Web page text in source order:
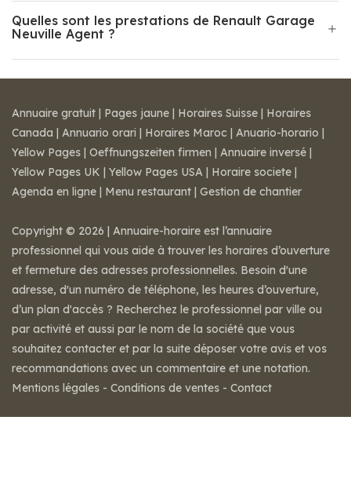
Quelles sont les prestations de Renault Garage
Neuville Agent ?
Annuaire gratuit | Pages jaune | Horaires Suisse | Horaires
Canada | Annuario orari | Horaires Maroc | Anuario-horario |
Yellow Pages | Oeffnungszeiten firmen | Annuaire inversé |
Yellow Pages UK | Yellow Pages USA | Horaire societe |
Agenda en ligne | Menu restaurant | Gestion de chantier
Copyright © 2026 | Annuaire-horaire est l’annuaire
professionnel qui vous aide à trouver les horaires d’ouverture
et fermeture des adresses professionnelles. Besoin d'une
adresse, d'un numéro de téléphone, les heures d’ouverture,
d’un plan d'accès ? Recherchez le professionnel par ville ou
par activité et aussi par le nom de la société que vous
souhaitez contacter et par la suite déposer votre avis et vos
recommandations avec un commentaire et une notation.
Mentions légales - Conditions de ventes - Contact